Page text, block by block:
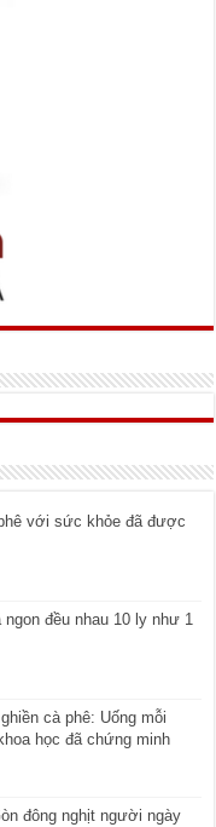
với sức khỏe đã được
đều nhau 10 ly như 1
cà phê: Uống mỗi
học đã chứng minh
đông nghịt người ngày